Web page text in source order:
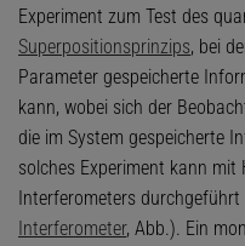
Experiment zum Test des
Superpositionsprinzips, bei
Parameter gespeicherte
kann, wobei sich der
die im System gespeicherte
solches Experiment kann mit
Interferometers durchgeführt
Interferometer, Abb.). Ein